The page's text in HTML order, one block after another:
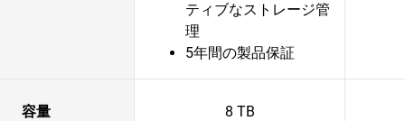
ティブなストレージ管
理
5年間の製品保証
容量 8 TB